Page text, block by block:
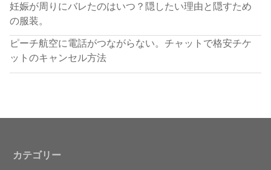
妊娠が周りにバレたのはいつ？隠したい理由と隠すため
の服装。
ピーチ航空に電話がつながらない。チャットで格安チケ
ットのキャンセル方法
カテゴリー